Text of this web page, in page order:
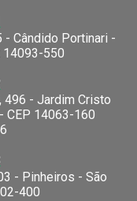
Cândido Portinari -
14093-550
496 - Jardim Cristo
CEP 14063-160
- Pinheiros - São
400